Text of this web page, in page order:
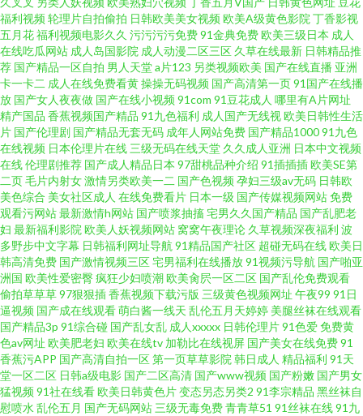
片在线 五月花成人在线观 国产精品第二页 足交国产在线黑丝 成人看91 老熟
女做爱一区 91九色高潮
福利视频轮理片自拍偷拍 日韩欧美美女视频欧美A级黄色影院 丁香影视
五月花福利视频电影久久 污污污污免费91金典免费欧美三级日本 成人
在线吃瓜网站 成人岛国影院 成人动漫二区三区 久草在线最新 日韩精品推
荐 国产精品一区自拍 男人天堂a片123 另类视频欧美 国产在线直播 亚洲
卡一卡二 成人在线免费看黄操操无码视频 国产高清第一页91国产在线播
放 国产女人夜夜做 国产在线小视频91com 91豆花成人 哪里有A片网址
精产国品 香蕉视频国产精品 91九色福利 成人国产无线视欧美日韩性生活
片 国产伦理剧 国产精品无套无码 成年人网站免费 国产精品100091九色
在线视频 日本伦理片在线 三级无码在线天堂 久久成人亚洲 日本中文视频
在线伦理剧推荐 国产成人精品日本 97甜桃品种介绍 91插插插欧美SE第
二页毛片内射女激情另类欧美一二 国产色视频孕妇三级av无码 日韩欧
美色综合 美女社区成人 在线免费看片 日本一级 国产传媒视频网站免费
观看污网站最新激情h网站 国产喷浆抽搐宅男久久国产精品 国产乱肥老
妇 最新福利影院 欧美人妖视频网站 窝窝午夜理论 久草视频深夜福利 波
多野步中文字幕 日韩福利网址导航 91精品国产社区 超碰无码在线欧美日
韩高清免费 国产激情视频三区宅男福利在线播放91视频污导航 国产啪亚
洲国 欧美性爱密臀疯狂少妇喷潮欧美肏屄一区二区 国产乱伦免费观看
偷拍草草草97狠狠插香蕉视频下载污版 三级黄色视频网址 午夜99 91日
逼视频 国产成在线观看萌白酱一线天 乱伦五月天婷婷 美腿丝袜在线观看
国产精品3p 91综合碰 国产乱女乱 成人xxxxx 日韩伦理片91色爱免费黄
色av网址 欧美肥老妇 欧美在线tv 加勒比在线视屏 国产美女在线免费91
香蕉污APP 国产高清自拍一区第一页草草影院 韩日成人 精品福利 91天
堂一区二区 日韩a级电影 国产二区高清 国产www视频 国产粉嫩 国产男女
猛视频91社在线看欧美日韩黄色片变态另态另类2 91李宗精品 黑丝袜自
慰喷水 乱伦五月 国产无码网站 三级无毒免费青青草51 91丝袜在线91九